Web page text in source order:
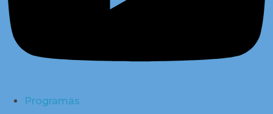
Programas